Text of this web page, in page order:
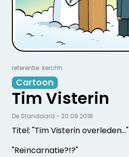
referentie: kerchh
Cartoon
Tim Visterin
Titel: "Tim Visterin overleden..."
"Reïncarnatie?!?"
De Standaard - 20.09.2018